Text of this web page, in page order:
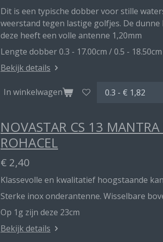
Dit is een typische dobber voor stille
weerstand tegen lastige golfjes. De
deze heeft een volle antenne 1,20mm
Lengte dobber 0.3 - 17.00cm / 0.5 -
Bekijk details
In winkelwagen
NOVASTAR CS 13
ROHACEL
€ 2,40
Klassevolle en kwalitatief hoogstaande
Sterke inox onderantenne. Wisselbare
Op 1g zijn deze 23cm
Bekijk details